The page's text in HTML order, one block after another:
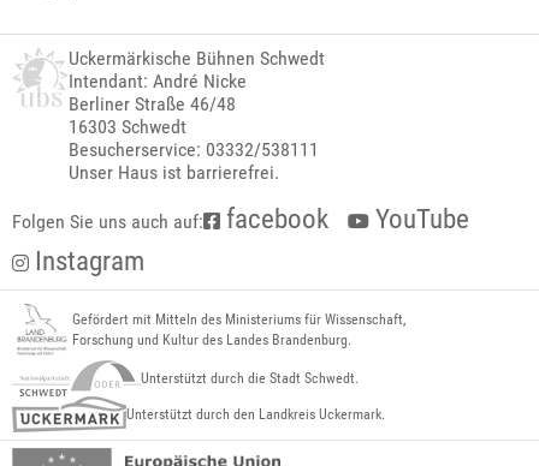
Uckermärkische Bühnen Schwedt
Intendant: André Nicke
Berliner Straße 46/48
16303 Schwedt
Besucherservice: 03332/538111
Unser Haus ist barrierefrei.
Folgen Sie uns auch auf: facebook
YouTube
Instagram
Gefördert mit Mitteln des Ministeriums für Wissenschaft,
Forschung und Kultur des Landes Brandenburg.
Unterstützt durch die Stadt Schwedt.
Unterstützt durch den Landkreis Uckermark.